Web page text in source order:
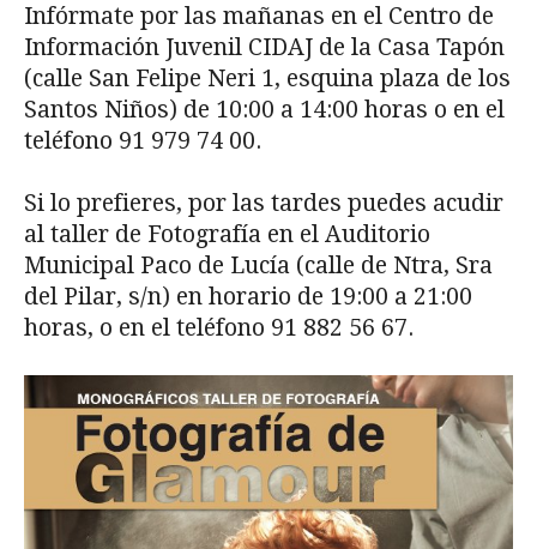
Infórmate por las mañanas en el Centro de
Información Juvenil CIDAJ de la Casa Tapón
(calle San Felipe Neri 1, esquina plaza de los
Santos Niños) de 10:00 a 14:00 horas o en el
teléfono 91 979 74 00.
Si lo prefieres, por las tardes puedes acudir
al taller de Fotografía en el Auditorio
Municipal Paco de Lucía (calle de Ntra, Sra
del Pilar, s/n) en horario de 19:00 a 21:00
horas, o en el teléfono 91 882 56 67.